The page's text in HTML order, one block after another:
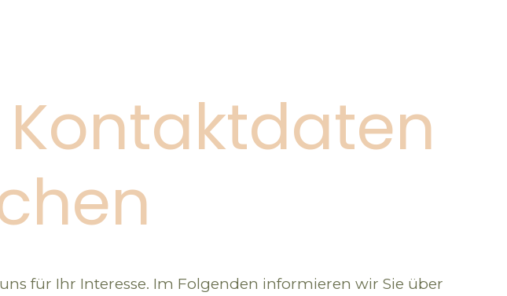
für Ihr Interesse. Im Folgenden informieren wir Sie über